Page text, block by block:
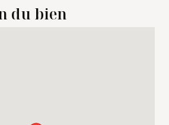
du bien